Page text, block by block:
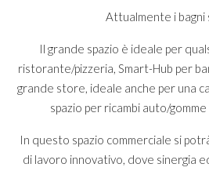
Attualmente i bagni
Il grande spazio è ideale per
ristorante/pizzeria, Smart-Hub per
grande store, ideale anche per una
spazio per ricambi auto/
In questo spazio commerciale si
di lavoro innovativo, dove sinergia